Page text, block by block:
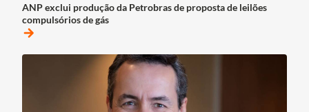
ANP exclui produção da Petrobras de proposta de leilões
compulsórios de gás
arrow_forward